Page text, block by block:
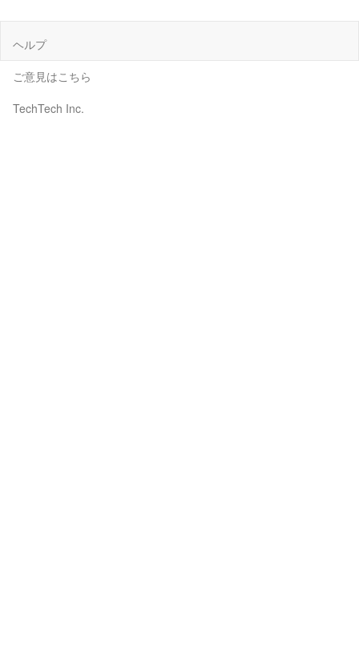
ヘルプ
ご意見はこちら
TechTech Inc.